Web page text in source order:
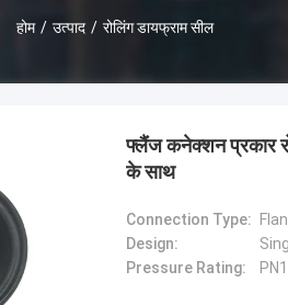
होम / उत्पाद / रोलिंग डायफ्राम सील
फ्लैंज कनेक्शन प्रकार
के साथ
Connection Type:
Design:
Pressure Rating: